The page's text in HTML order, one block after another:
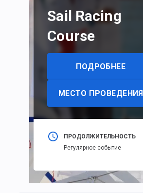
Sail Racing
Course
ПОДРОБНЕЕ
МЕСТО ПРОВЕДЕНИЯ
ПРОДОЛЖИТЕЛЬНОСТЬ
Регулярное событие